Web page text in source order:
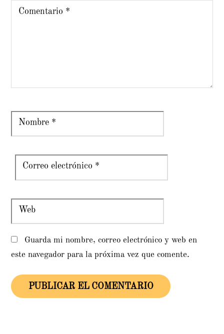
Comentario *
Nombre *
Correo electrónico *
Web
Guarda mi nombre, correo electrónico y web en
este navegador para la próxima vez que comente.